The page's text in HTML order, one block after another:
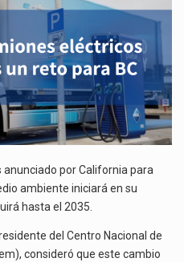
El superávit comercial de México con Estados Unidos alcanzó 102,581 millones de dólares (mdd) en…
El Tribunal Federal de Justicia Administrativa (TFJA), a través de su Segunda Sala Regional en…
anunciado por California para
ambiente iniciará en su
hasta el 2035.
del Centro Nacional de
consideró que este cambio